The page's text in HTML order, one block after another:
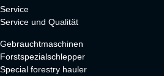
Service
Service und Qualität
Gebrauchtmaschinen
Forstspezialschlepper
Special forestry hauler